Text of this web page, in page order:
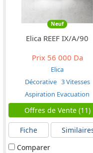
Neuf
Elica REEF IX/A/90
Prix56 000 Da
Elica
Décorative 3 Vitesses
Aspiration Evacuation
Offres de Vente (11)
Fiche
Comparer